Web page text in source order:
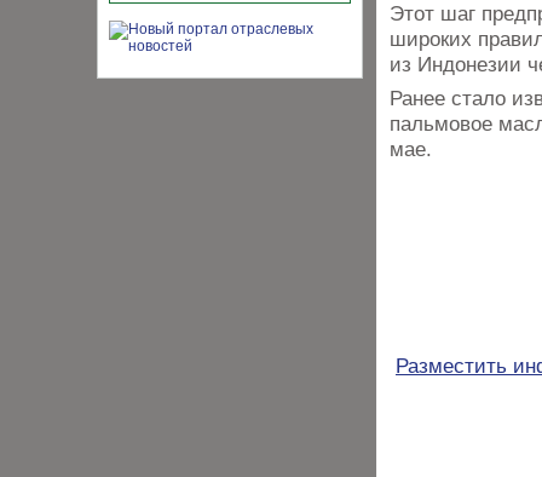
Этот шаг
широких
из Индонезии
Ранее стало
пальмовое
мае.
Разместить